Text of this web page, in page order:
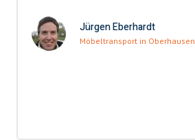
Jürgen Eberhardt
Möbeltransport in Oberhausen